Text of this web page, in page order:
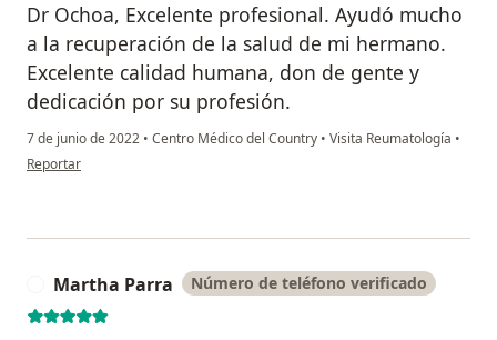
Dr Ochoa, Excelente profesional. Ayudó mucho
a la recuperación de la salud de mi hermano.
Excelente calidad humana, don de gente y
dedicación por su profesión.
7 de junio de 2022 • Centro Médico del Country • Visita Reumatología •
en opinión del usuario Aury F
Reportar
Martha Parra Número de teléfono verificado